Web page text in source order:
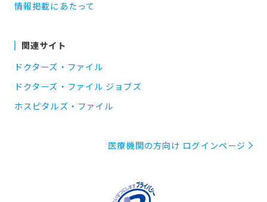
情報掲載にあたって
関連サイト
ドクターズ・ファイル
ドクターズ・ファイル ジョブズ
ホスピタルズ・ファイル
医療機関の方向け ログインページ